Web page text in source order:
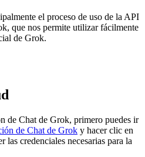
el proceso de uso de la API
que nos permite utilizar fácilmente
de Grok.
de Chat de Grok, primero puedes ir
de Chat de Grok y hacer clic en
las credenciales necesarias para la